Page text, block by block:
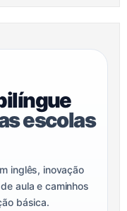
escolas
inglês, inovação
aula e caminhos
básica.